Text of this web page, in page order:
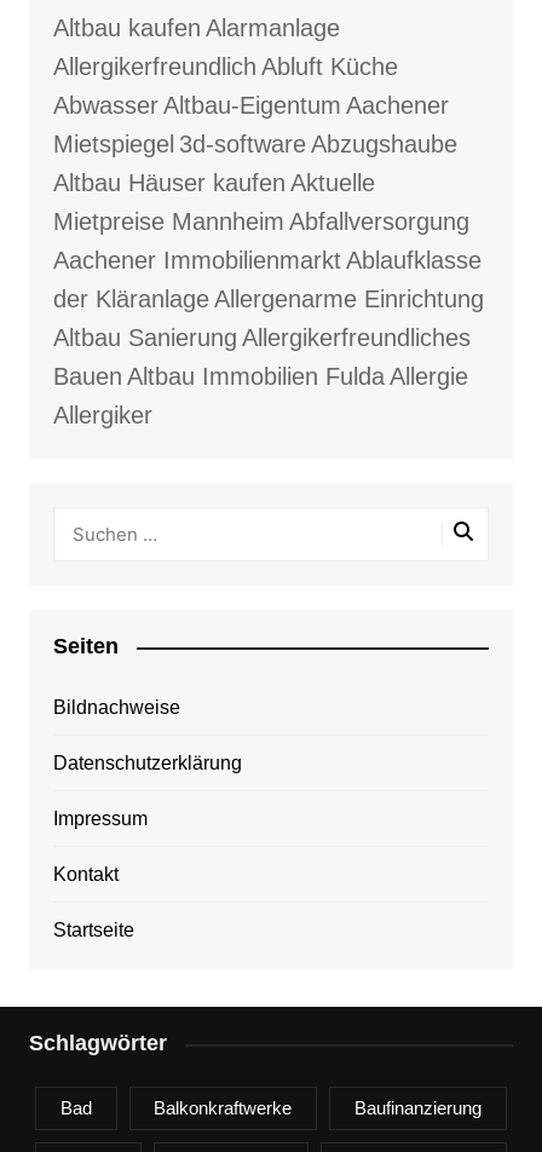
Altbau kaufen Alarmanlage
Allergikerfreundlich Abluft Küche
AbwasserAltbau-Eigentum Aachener
Mietspiegel 3d-softwareAbzugshaube
Altbau Häuser kaufen Aktuelle
Mietpreise Mannheim Abfallversorgung
Aachener ImmobilienmarktAblaufklasse
der KläranlageAllergenarme Einrichtung
Altbau Sanierung Allergikerfreundliches
Bauen Altbau Immobilien FuldaAllergie
Allergiker
Seiten
Bildnachweise
Datenschutzerklärung
Impressum
Kontakt
Startseite
Schlagwörter
Bad Balkonkraftwerke Baufinanzierung